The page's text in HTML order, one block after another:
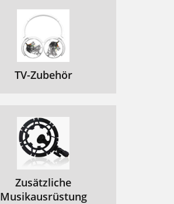
TV-Zubehör
Zusätzliche
Musikausrüstung